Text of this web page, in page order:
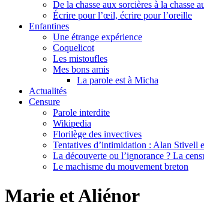
De la chasse aux sorcières à la chasse
Écrire pour l’œil, écrire pour l’oreille
Enfantines
Une étrange expérience
Coquelicot
Les mistoufles
Mes bons amis
La parole est à Micha
Actualités
Censure
Parole interdite
Wikipedia
Florilège des invectives
Tentatives d’intimidation : Alan Stivell
La découverte ou l’ignorance ? La
Le machisme du mouvement breton
Marie et Aliénor